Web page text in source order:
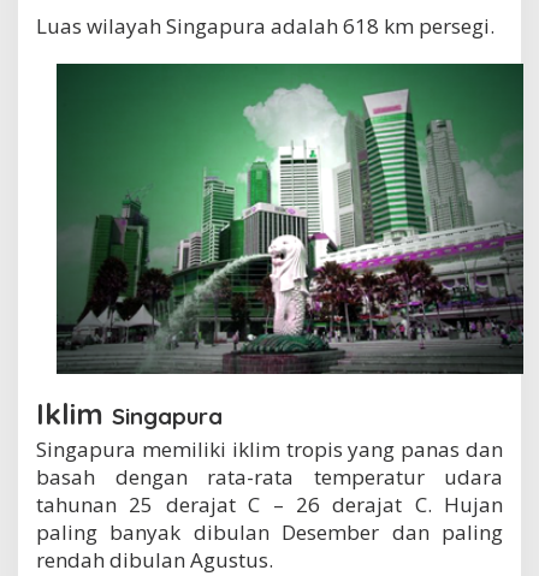
Luas wilayah Singapura adalah 618 km persegi.
Iklim Singapura
Singapura memiliki iklim tropis yang panas dan
basah dengan rata-rata temperatur udara
tahunan 25 derajat C – 26 derajat C. Hujan
paling banyak dibulan Desember dan paling
rendah dibulan Agustus.